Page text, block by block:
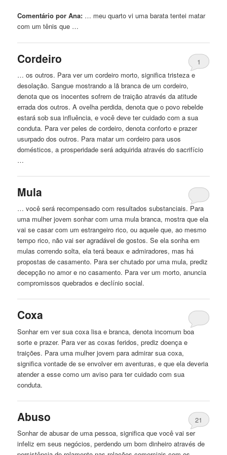
Comentário por Ana: … meu quarto vi umabarata tentei matar
com um tênis que …
Cordeiro
1
… os outros. Para ver um cordeiro morto, significa tristeza e
desolação. Sangue mostrando a lãbranca de um cordeiro,
denota que os inocentes sofrem de traição através da atitude
errada dos outros. A ovelha perdida, denota que o povo rebelde
estará sob sua influência, e você deve ter cuidado com a sua
conduta. Para ver peles de cordeiro, denota conforto e prazer
usurpado dos outros. Para matar um cordeiro para usos
domésticos, a prosperidade será adquirida através do sacrifício
…
Mula
… você será recompensado com resultados substanciais. Para
uma mulher jovem sonhar com uma mulabranca, mostra que ela
vai se casar com um estrangeiro rico, ou aquele que, ao mesmo
tempo rico, não vai ser agradável de gostos. Se ela sonha em
mulas correndo solta, ela terá beaux e admiradores, mas há
propostas de casamento. Para ser chutado por uma mula, prediz
decepção no amor e no casamento. Para ver um morto, anuncia
compromissos quebrados e declínio social.
Coxa
Sonhar em ver sua coxa lisa ebranca, denota incomum boa
sorte e prazer. Para ver as coxas feridos, prediz doença e
traições. Para uma mulher jovem para admirar sua coxa,
significa vontade de se envolver em aventuras, e que ela deveria
atender a esse como um aviso para ter cuidado com sua
conduta.
Abuso
21
Sonhar de abusar de uma pessoa, significa que você vai ser
infeliz em seus negócios, perdendo um bom dinheiro através de